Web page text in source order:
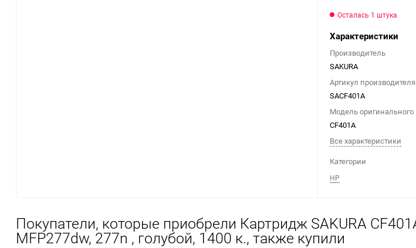
Осталась 1 штука
Характеристики
Производитель
SAKURA
Артикул производителя
SACF401A
Модель
CF401A
Все характеристики
Категории
HP
Покупатели, которые приобрели Картридж SAKURA
MFP277dw, 277n , голубой, 1400 к., также купили